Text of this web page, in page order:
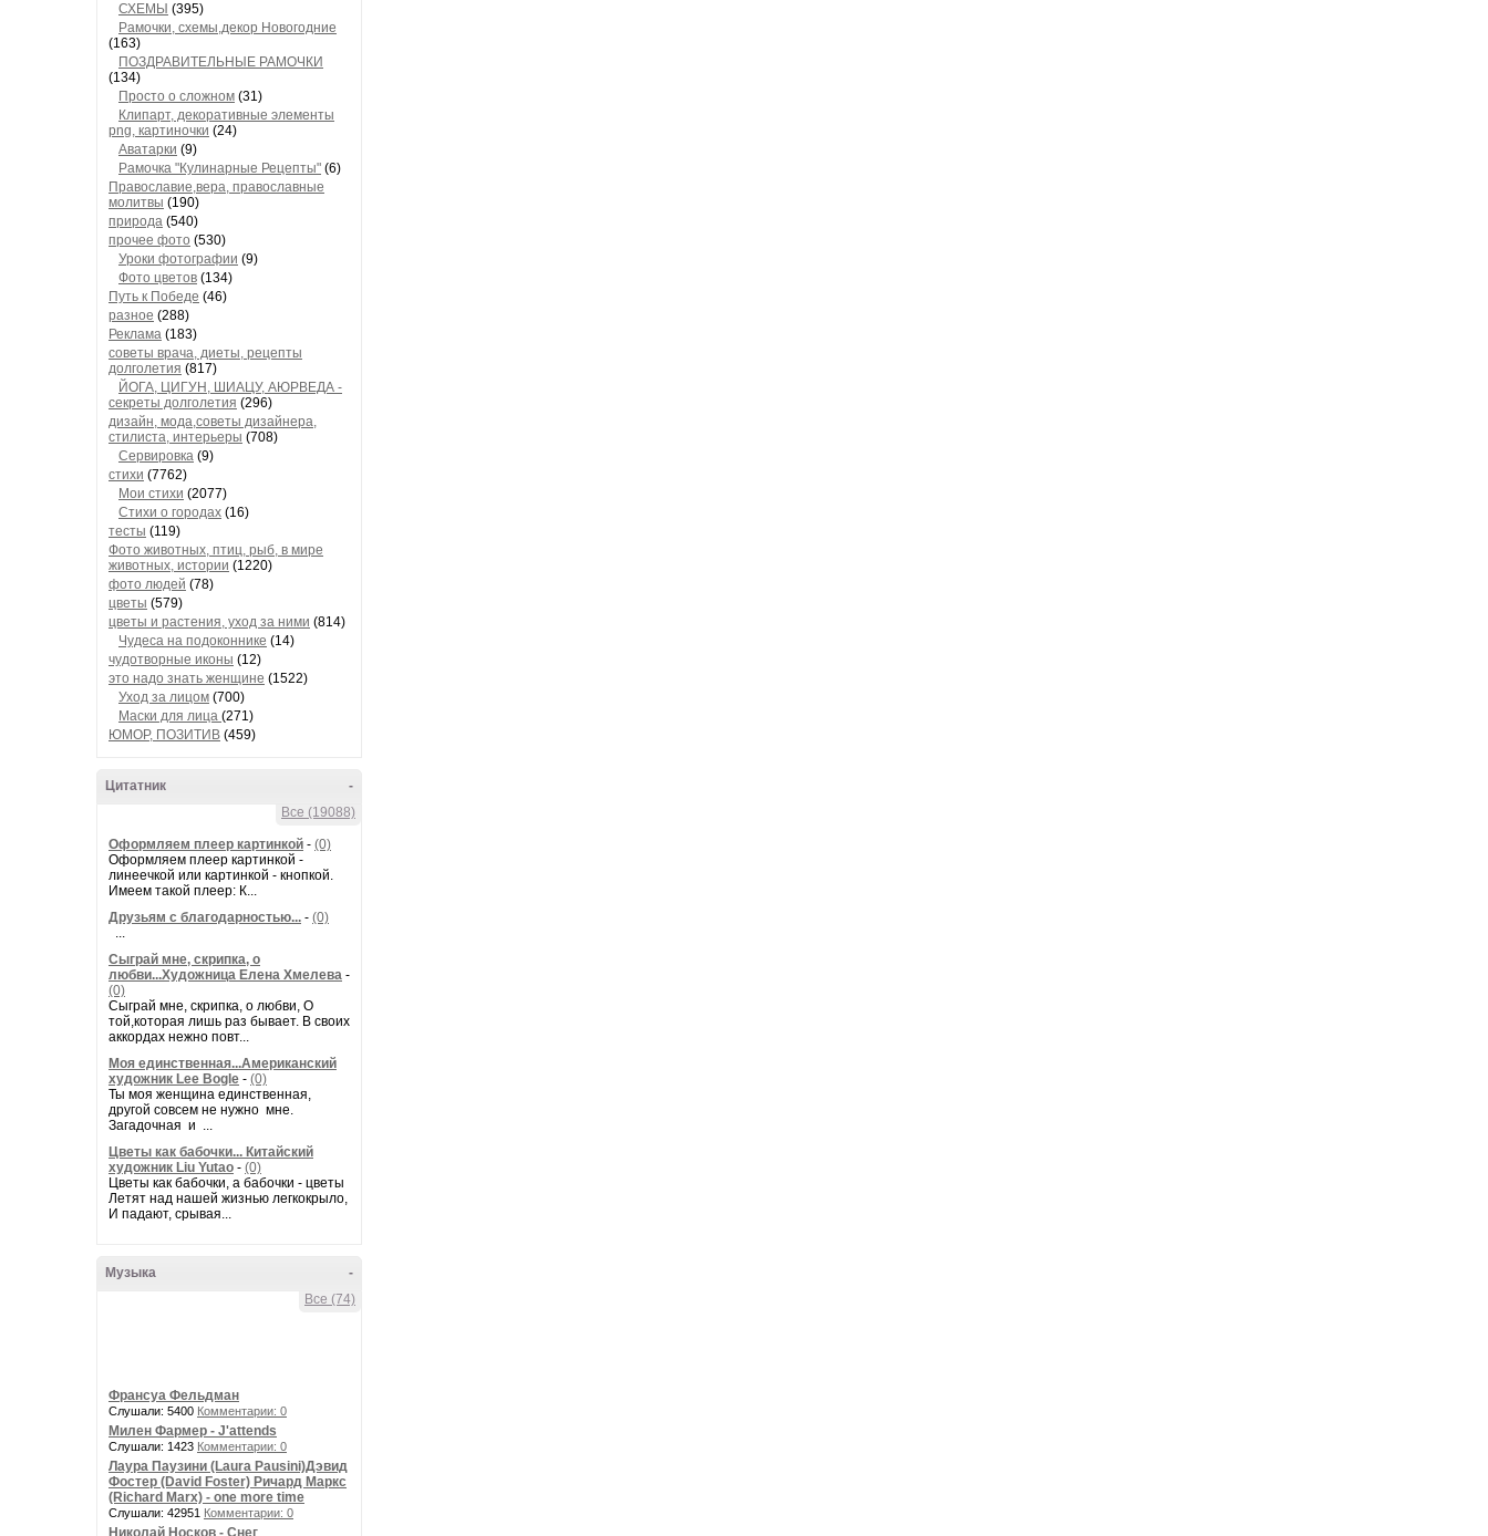
СХЕМЫ (395)
Рамочки, схемы,декор Новогодние
(163)
ПОЗДРАВИТЕЛЬНЫЕ РАМОЧКИ
(134)
Просто о сложном (31)
Клипарт, декоративные элементы
png, картиночки (24)
Аватарки (9)
Рамочка "Кулинарные Рецепты" (6)
Православие,вера, православные
молитвы (190)
природа (540)
прочее фото (530)
Уроки фотографии (9)
Фото цветов (134)
Путь к Победе (46)
разное (288)
Реклама (183)
советы врача, диеты, рецепты
долголетия (817)
ЙОГА, ЦИГУН, ШИАЦУ, АЮРВЕДА -
секреты долголетия (296)
дизайн, мода,советы дизайнера,
стилиста, интерьеры (708)
Сервировка (9)
стихи (7762)
Мои стихи (2077)
Стихи о городах (16)
тесты (119)
Фото животных, птиц, рыб, в мире
животных, истории (1220)
фото людей (78)
цветы (579)
цветы и растения, уход за ними (814)
Чудеса на подоконнике (14)
чудотворные иконы (12)
это надо знать женщине (1522)
Уход за лицом (700)
Маски для лица (271)
ЮМОР, ПОЗИТИВ (459)
-
Цитатник
Все (19088)
Оформляем плеер картинкой - (0)
Оформляем плеер картинкой -
линеечкой или картинкой - кнопкой.
Имеем такой плеер: К...
Друзьям с благодарностью... - (0)
...
Сыграй мне, скрипка, о
любви...Художница Елена Хмелева -
(0)
Сыграй мне, скрипка, о любви, О
той,которая лишь раз бывает. В своих
аккордах нежно повт...
Моя единственная...Американский
художник Lee Bogle - (0)
Ты моя женщина единственная,
другой совсем не нужно мне.
Загадочная и ...
Цветы как бабочки... Китайский
художник Liu Yutao - (0)
Цветы как бабочки, а бабочки - цветы
Летят над нашей жизнью легкокрыло,
И падают, срывая...
-
Музыка
Все (74)
Франсуа Фельдман
Слушали: 5400 Комментарии: 0
Милен Фармер - J'attends
Слушали: 1423 Комментарии: 0
Лаура Паузини (Laura Pausini)Дэвид
Фостер (David Foster) Ричард Маркс
(Richard Marx) - one more time
Слушали: 42951 Комментарии: 0
Николай Носков - Снег